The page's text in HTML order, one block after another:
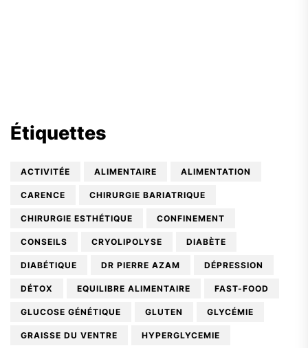
Étiquettes
ACTIVITÉE ALIMENTAIRE ALIMENTATION
CARENCE CHIRURGIE BARIATRIQUE
CHIRURGIE ESTHÉTIQUE CONFINEMENT
CONSEILS CRYOLIPOLYSE DIABÈTE
DIABÉTIQUE DR PIERRE AZAM DÉPRESSION
DÉTOX EQUILIBRE ALIMENTAIRE FAST-FOOD
GLUCOSE GÉNÉTIQUE GLUTEN GLYCÉMIE
GRAISSE DU VENTRE HYPERGLYCEMIE